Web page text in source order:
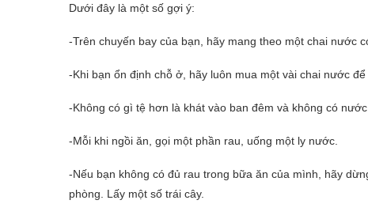
Dưới đây là một số gợi ý:
-Trên chuyến bay của bạn, hãy mang theo một chai nước
-Khi bạn ổn định chỗ ở, hãy luôn mua một vài chai nước để
-Không có gì tệ hơn là khát vào ban đêm và không có nước
-Mỗi khi ngồi ăn, gọi một phần rau, uống một ly nước.
-Nếu bạn không có đủ rau trong bữa ăn của mình, hãy
phòng. Lấy một số trái cây.